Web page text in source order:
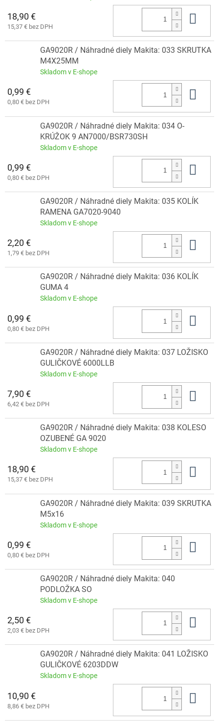
18,90 €
15,37 € bez DPH
GA9020R / Náhradné diely Makita: 033 SKRUTKA
M4X25MM
Skladom v E-shope
0,99 €
0,80 € bez DPH
GA9020R / Náhradné diely Makita: 034 O-
KRÚŽOK 9 AN7000/BSR730SH
Skladom v E-shope
0,99 €
0,80 € bez DPH
GA9020R / Náhradné diely Makita: 035 KOLÍK
RAMENA GA7020-9040
Skladom v E-shope
2,20 €
1,79 € bez DPH
GA9020R / Náhradné diely Makita: 036 KOLÍK
GUMA 4
Skladom v E-shope
0,99 €
0,80 € bez DPH
GA9020R / Náhradné diely Makita: 037 LOŽISKO
GULIČKOVÉ 6000LLB
Skladom v E-shope
7,90 €
6,42 € bez DPH
GA9020R / Náhradné diely Makita: 038 KOLESO
OZUBENÉ GA 9020
Skladom v E-shope
18,90 €
15,37 € bez DPH
GA9020R / Náhradné diely Makita: 039 SKRUTKA
M5x16
Skladom v E-shope
0,99 €
0,80 € bez DPH
GA9020R / Náhradné diely Makita: 040
PODLOŽKA SO
Skladom v E-shope
2,50 €
2,03 € bez DPH
GA9020R / Náhradné diely Makita: 041 LOŽISKO
GULIČKOVÉ 6203DDW
Skladom v E-shope
10,90 €
8,86 € bez DPH